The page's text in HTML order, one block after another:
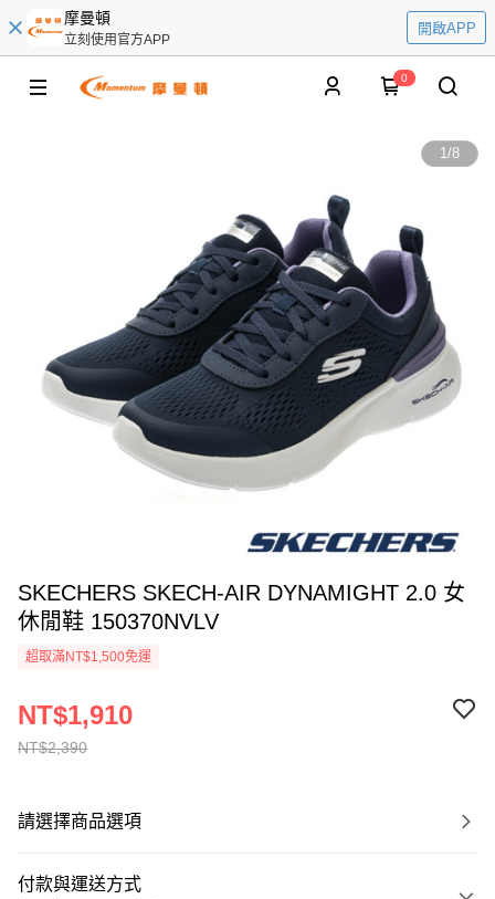
摩曼頓
立刻使用官方APP
開啟APP
0
1/8
SKECHERS SKECH-AIR DYNAMIGHT 2.0 女
休閒鞋 150370NVLV
超取滿NT$1,500免運
NT$2,390
NT$1,910
請選擇商品選項
付款與運送方式